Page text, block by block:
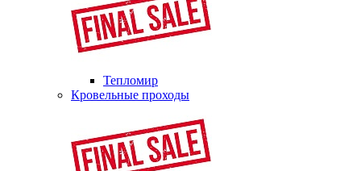
Тепломир
Кровельные проходы